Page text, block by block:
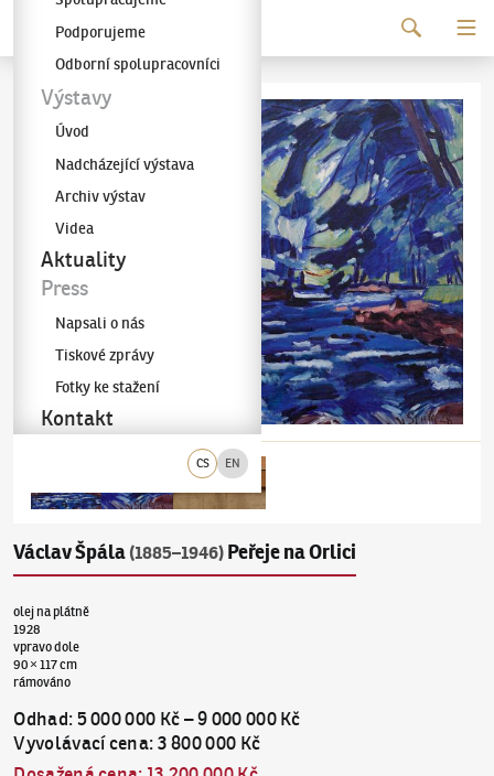
Galerie KODL
CS EN
Podporujeme
Odborní spolupracovníci
Výstavy
Úvod
Nadcházející výstava
Archiv výstav
Videa
Aktuality
Press
Napsali o nás
Tiskové zprávy
Fotky ke stažení
Kontakt
Václav Špála (1885–1946) Peřeje na Orlici
olej na plátně
1928
vpravo dole
90 × 117 cm
rámováno
Odhad:5 000 000 Kč–9 000 000 Kč
Vyvolávací cena:3 800 000 Kč